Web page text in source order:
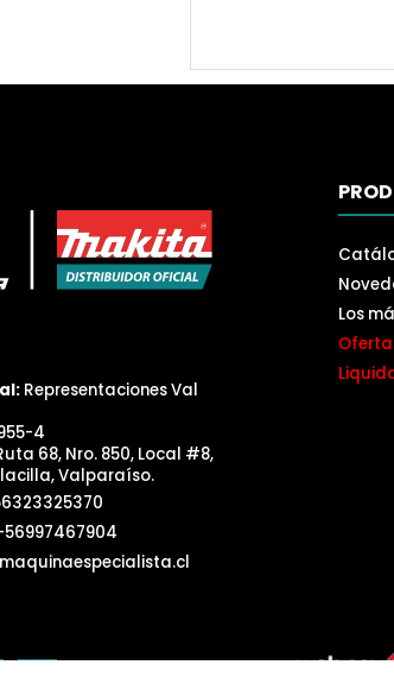
Representaciones Val
4
68, Nro. 850, Local #8,
Valparaíso.
Los